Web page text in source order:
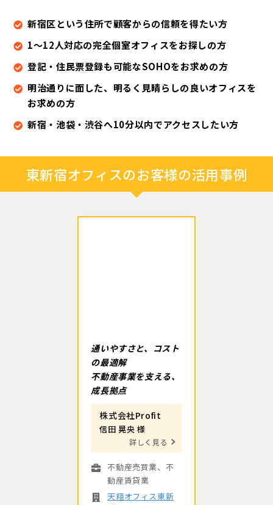
新宿区という住所で顧客からの信頼を得たい方
1～12人対応の完全個室オフィスをお探しの方
登記・住民票登録も可能なSOHOをお求めの方
明治通りに面した、明るく見晴らしの良いオフィスを
お求めの方
新宿・池袋・渋谷へ10分以内でアクセスしたい方
東新宿オフィスのお客様の活用事例
通いやすさと、コスト
の最適解
不動産事業を支える、
成長拠点
株式会社Profit
信田 晃央 様
詳しく見る
不動産売買業、不
動産賃貸業
天翔オフィス東新